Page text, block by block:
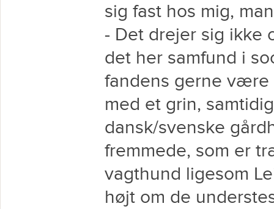
sig fast hos mig,
- Det drejer sig ikke
det her samfund i
fandens gerne være
med et grin,
dansk/svenske
fremmede, som er
vagthund ligesom
højt om de